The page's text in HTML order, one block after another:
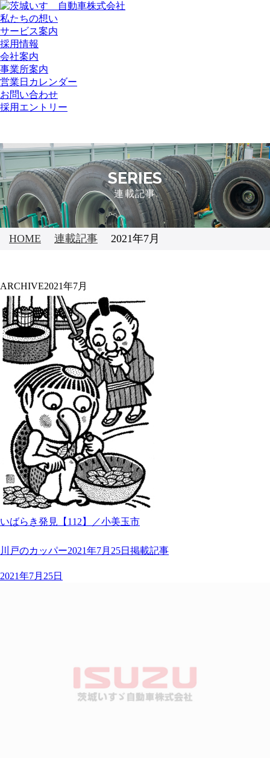
私たちの想い
サービス案内
採用情報
会社案内
事業所案内
営業日カレンダー
お問い合わせ
採用エントリー
SERIES
連載記事
HOME 連載記事 2021年7月
ARCHIVE2021年7月
いばらき発見【112】／小美玉市
川戸のカッパー2021年7月25日掲載記事
2021年7月25日